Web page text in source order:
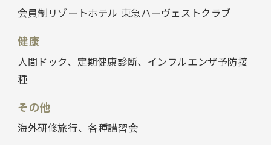
会員制リゾートホテル 東急ハーヴェストクラブ
健康
人間ドック、定期健康診断、インフルエンザ予防接
種
その他
海外研修旅行、各種講習会